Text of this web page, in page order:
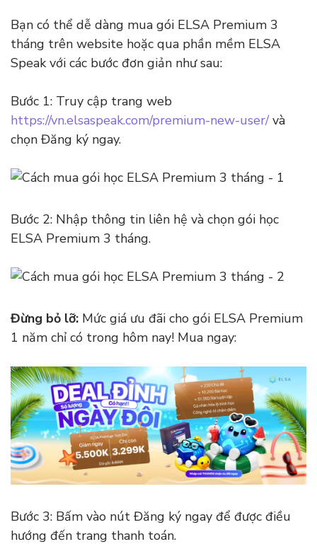
Bạn có thể dễ dàng mua gói ELSA Premium 3
tháng trên website hoặc qua phần mềm ELSA
Speak với các bước đơn giản như sau:
Bước 1: Truy cập trang web
https://vn.elsaspeak.com/premium-new-user/và
chọn Đăng ký ngay.
Bước 2: Nhập thông tin liên hệ và chọn gói học
ELSA Premium 3 tháng.
Đừng bỏ lỡ: Mức giá ưu đãi cho gói ELSA Premium
1 năm chỉ có trong hôm nay! Mua ngay:
Bước 3: Bấm vào nút Đăng ký ngay để được điều
hướng đến trang thanh toán.